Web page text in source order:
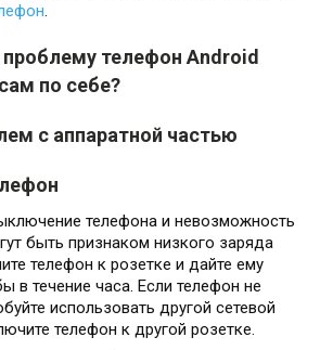
.
проблему телефон Android
по себе?
с аппаратной частью
телефона и невозможность
быть признаком низкого заряда
телефон к розетке и дайте ему
в течение часа. Если телефон не
использовать другой сетевой
телефон к другой розетке.